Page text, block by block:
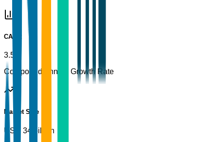
CAGR
3.5%
Compound Annual Growth Rate
Market Size
USD 34 billion